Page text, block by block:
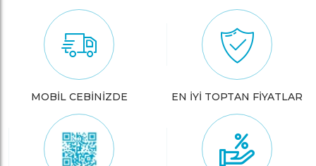
MOBİL CEBİNİZDE EN İYİ TOPTAN FİYATLAR